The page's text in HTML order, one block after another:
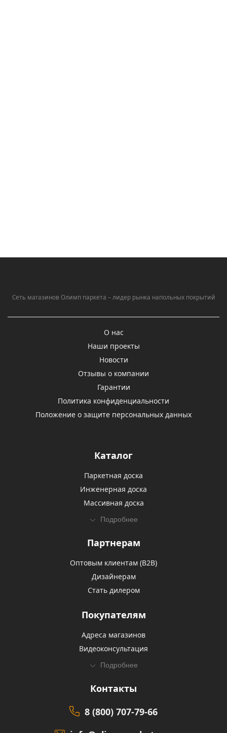
Сеть магазинов Олимп паркета – лидер рынка напольных покрытий
О нас
Наши проекты
Новости
Отзывы о компании
Гарантии
Политика конфиденциальности
Положение о защите персональных данных
Каталог
Паркетная доска
Инженерная доска
Массивная доска
Подробнее
Партнерам
Оптовым клиентам (В2В)
Дизайнерам
Стать дилером
Покупателям
Адреса магазинов
Видеоконсультация
Подробнее
Контакты
8 (800) 707-79-66